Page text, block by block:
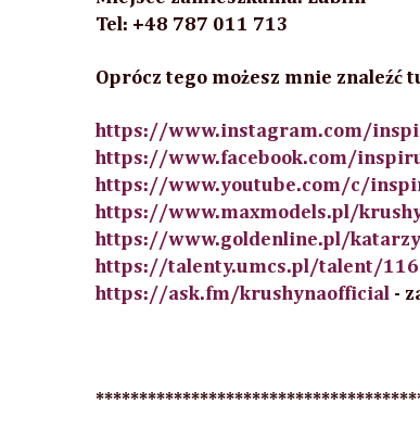
Tel: +48 787 011 713
Oprócz tego możesz mnie znaleźć
https://www.instagram.com/
https://www.facebook.com/
https://www.youtube.com/c/
https://www.maxmodels.pl/
https://www.goldenline.pl/
https://talenty.umcs.pl/talent/116
https://ask.fm/krushynaofficial -